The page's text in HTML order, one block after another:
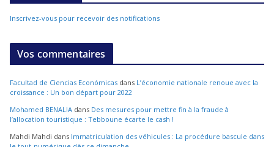
Inscrivez-vous pour recevoir des notifications
Vos commentaires
Facultad de Ciencias Económicas dans L’économie nationale renoue avec la
croissance : Un bon départ pour 2022
Mohamed BENALIA dans Des mesures pour mettre fin à la fraude à
l’allocation touristique : Tebboune écarte le cash !
Mahdi Mahdi dans Immatriculation des véhicules : La procédure bascule dans